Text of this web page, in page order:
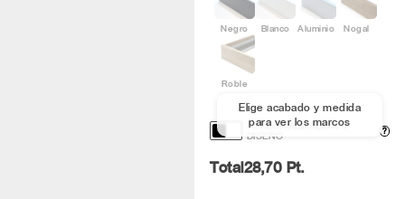
PERSONALIZACIÓN Y
DISEÑO
?
Negro Blanco Aluminio Nogal
Roble
Elige acabado y medida
para ver los marcos
Total28,70 Pt.